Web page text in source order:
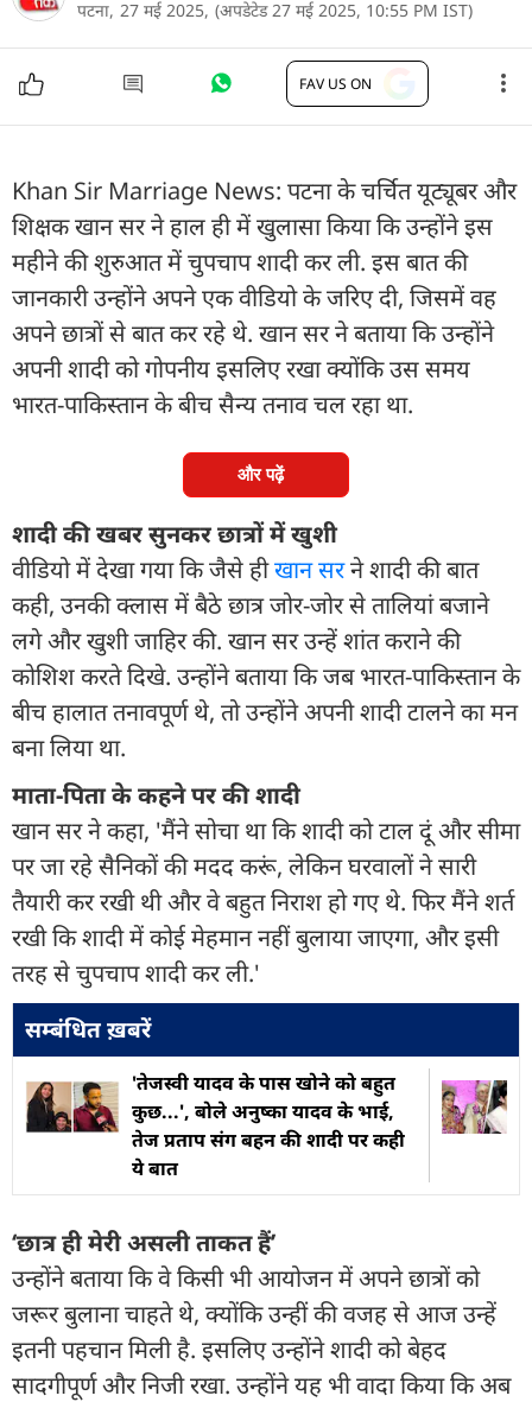
पटना, 27 मई 2025, (अपडेटेड 27 मई 2025, 10:55 PM IST)
FAV US ON
Khan Sir Marriage News: पटना के चर्चित यूट्यूबर और
शिक्षक खान सर ने हाल ही में खुलासा किया कि उन्होंने इस
महीने की शुरुआत में चुपचाप शादी कर ली. इस बात की
जानकारी उन्होंने अपने एक वीडियो के जरिए दी, जिसमें वह
अपने छात्रों से बात कर रहे थे. खान सर ने बताया कि उन्होंने
अपनी शादी को गोपनीय इसलिए रखा क्योंकि उस समय
भारत-पाकिस्तान के बीच सैन्य तनाव चल रहा था.
और पढ़ें
शादी की खबर सुनकर छात्रों में खुशी
वीडियो में देखा गया कि जैसे हीखान सरने शादी की बात
कही, उनकी क्लास में बैठे छात्र जोर-जोर से तालियां बजाने
लगे और खुशी जाहिर की. खान सर उन्हें शांत कराने की
कोशिश करते दिखे. उन्होंने बताया कि जब भारत-पाकिस्तान के
बीच हालात तनावपूर्ण थे, तो उन्होंने अपनी शादी टालने का मन
बना लिया था.
माता-पिता के कहने पर की शादी
खान सर ने कहा, 'मैंने सोचा था कि शादी को टाल दूं और सीमा
पर जा रहे सैनिकों की मदद करूं, लेकिन घरवालों ने सारी
तैयारी कर रखी थी और वे बहुत निराश हो गए थे. फिर मैंने शर्त
रखी कि शादी में कोई मेहमान नहीं बुलाया जाएगा, और इसी
तरह से चुपचाप शादी कर ली.'
सम्बंधित ख़बरें
'तेजस्वी यादव के पास खोने को बहुत
कुछ...', बोले अनुष्का यादव के भाई,
तेज प्रताप संग बहन की शादी पर कही
ये बात
‘छात्र ही मेरी असली ताकत हैं’
उन्होंने बताया कि वे किसी भी आयोजन में अपने छात्रों को
जरूर बुलाना चाहते थे, क्योंकि उन्हीं की वजह से आज उन्हें
इतनी पहचान मिली है. इसलिए उन्होंने शादी को बेहद
सादगीपूर्ण और निजी रखा. उन्होंने यह भी वादा किया कि अब